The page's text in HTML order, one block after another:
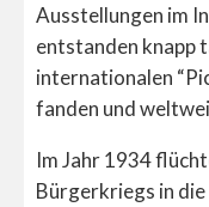
Ausstellungen im
entstanden knapp
internationalen
fanden und
Im Jahr 1934
Bürgerkriegs in